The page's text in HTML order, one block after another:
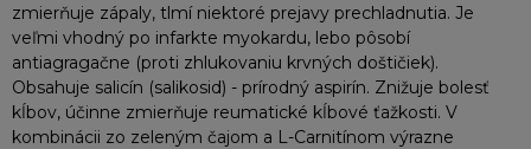
zmierňuje zápaly, tlmí niektoré prejavy prechladnutia. Je
veľmi vhodný po infarkte myokardu, lebo pôsobí
antiagragačne (proti zhlukovaniu krvných doštičiek).
Obsahuje salicín (salikosid) - prírodný aspirín. Znižuje bolesť
kĺbov, účinne zmierňuje reumatické kĺbové ťažkosti. V
kombinácii zo zeleným čajom a L-Carnitínom výrazne